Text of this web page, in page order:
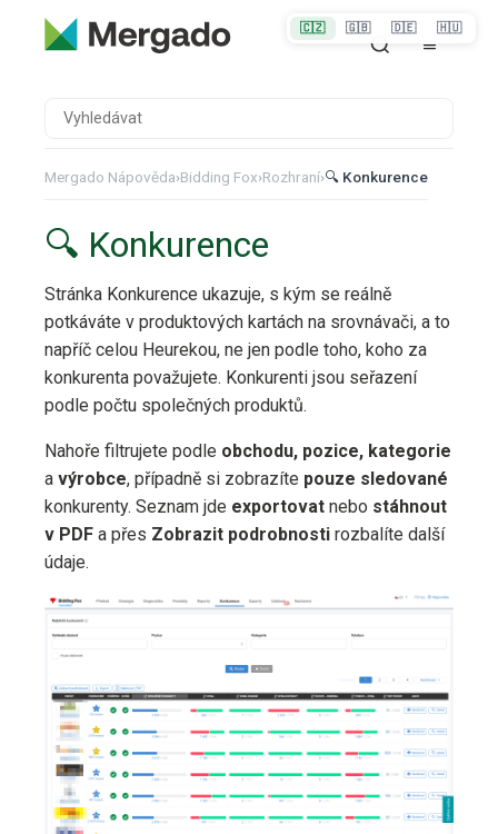
Mergado Nápověda›Bidding Fox›Rozhraní›🔍 Konkurence
🔍 Konkurence
Stránka Konkurence ukazuje, s kým se reálně
potkáváte v produktových kartách na srovnávači, a to
napříč celou Heurekou, ne jen podle toho, koho za
konkurenta považujete. Konkurenti jsou seřazení
podle počtu společných produktů.
Nahoře filtrujete podle obchodu, pozice, kategorie
a výrobce, případně si zobrazíte pouze sledované
konkurenty. Seznam jde exportovat nebo stáhnout
v PDF a přes Zobrazit podrobnosti rozbalíte další
údaje.
🇨🇿 🇬🇧 🇩🇪 🇭🇺